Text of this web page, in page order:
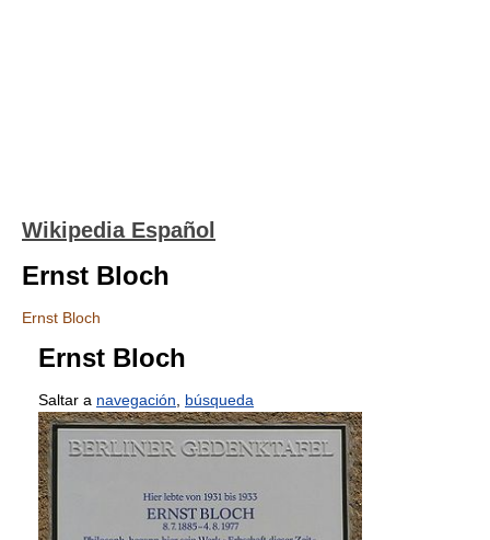
Wikipedia Español
Ernst Bloch
Ernst Bloch
Ernst Bloch
Saltar a navegación búsqueda